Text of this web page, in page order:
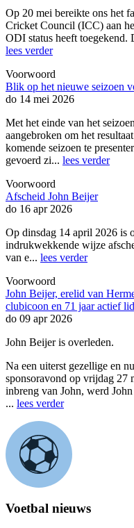
Op 20 mei bereikte ons het
Cricket Council (ICC) aan
ODI status heeft toegekend.
lees verder
Voorwoord
Blik op het nieuwe seizoen
do 14 mei 2026
Met het einde van het
aangebroken om het
komende seizoen te
gevoerd zi... lees verder
Voorwoord
Afscheid John Beijer
do 16 apr 2026
Op dinsdag 14 april 2026 is
indrukwekkende wijze
van e... lees verder
Voorwoord
John Beijer, erelid van
clubicoon en 71 jaar actief
do 09 apr 2026
John Beijer is overleden.
Na een uiterst gezellige en
sponsoravond op vrijdag 27
inbreng van John, werd
... lees verder
Voetbal nieuws